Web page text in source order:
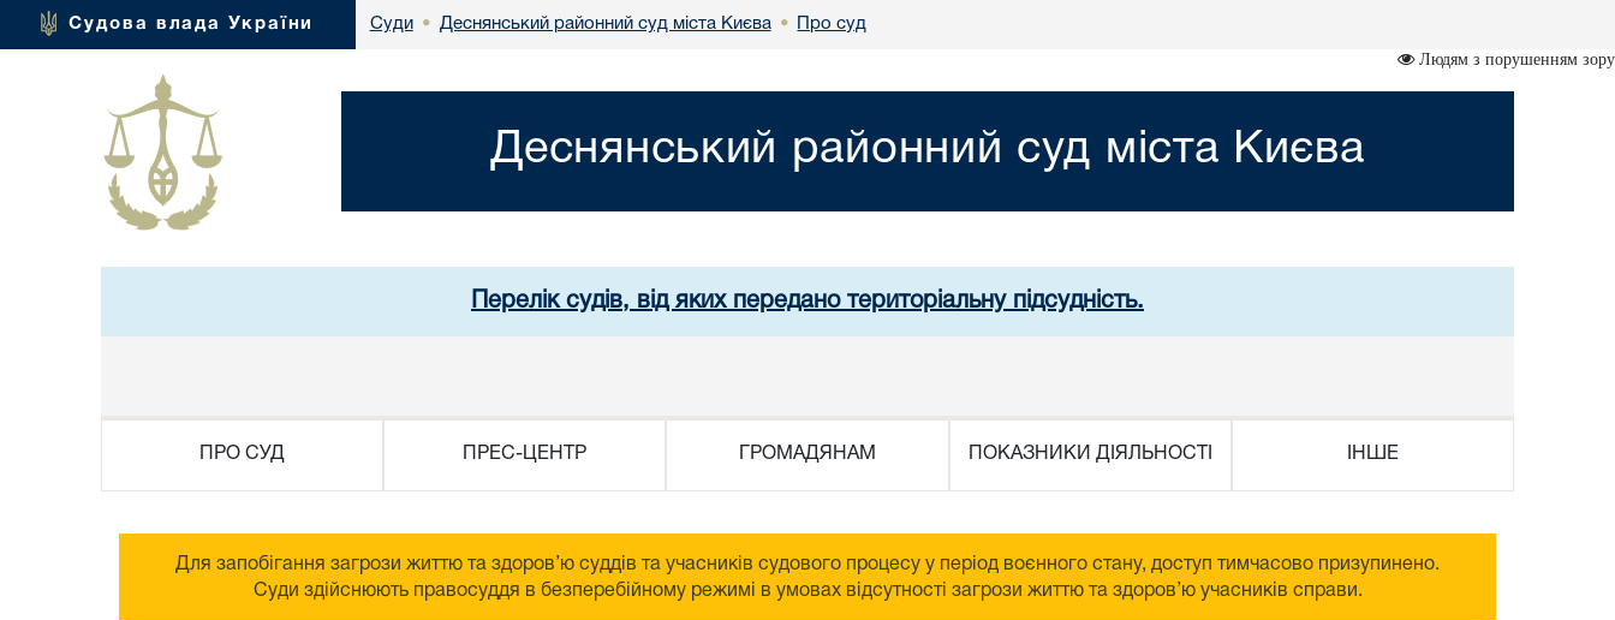
Судова влада України Суди • Деснянський районний суд міста Києва • Про суд
Людям з порушенням зору
Деснянський районний суд міста Києва
Перелік судів, від яких передано територіальну підсудність.
ПРО СУД ПРЕС-ЦЕНТР ГРОМАДЯНАМ ПОКАЗНИКИ ДІЯЛЬНОСТІ ІНШЕ
Для запобігання загрози життю та здоров’ю суддів та учасників судового процесу у період воєнного стану, доступ тимчасово призупинено.
Суди здійснюють правосуддя в безперебійному режимі в умовах відсутності загрози життю та здоров’ю учасників справи.